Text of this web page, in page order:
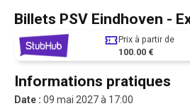
Billets PSV Eindhoven -
Prix à partir de
100.00 €
Informations pratiques
Date : 09 mai 2027 à 17:00